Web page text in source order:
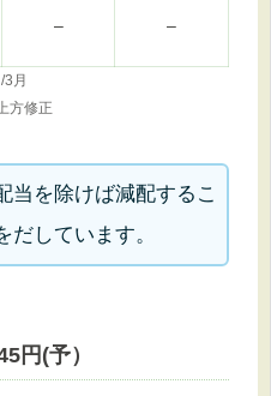
– –
3月
方修正
当を除けば減配するこ
だしています。
円(予）